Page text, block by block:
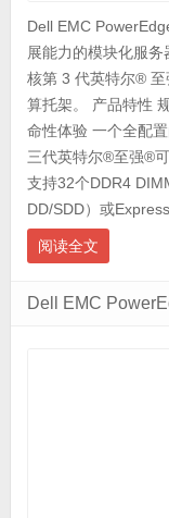
Dell EMC
展能力的模块化服
核第 3 代英特尔®
算托架。 产品特性
命性体验 一个全配
三代英特尔®至强®
支持32个DDR4
DD/SDD）或
阅读全文
Dell EMC